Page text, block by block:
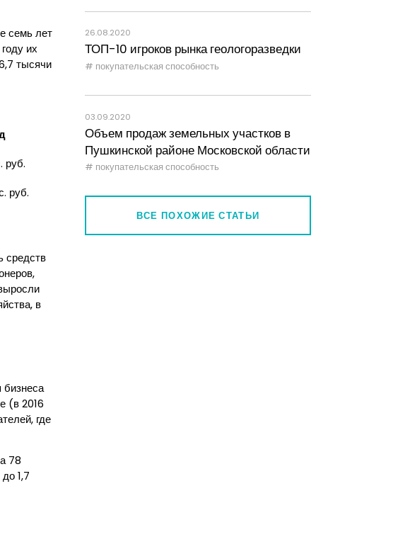
семь лет
их
тысячи
руб.
руб.
средств
в
бизнеса
(в 2016
где
78
1,7
26.08.2020
ТОП-10 игроков рынка геологоразведки
покупательская способность
03.09.2020
Объем продаж земельных участков в
Пушкинской районе Московской области
покупательская способность
ВСЕ ПОХОЖИЕ СТАТЬИ